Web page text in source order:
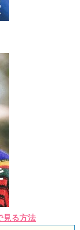
見る方法